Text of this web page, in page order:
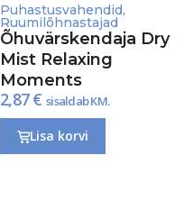
Puhastusvahendid,
Ruumilõhnastajad
Õhuvärskendaja Dry
Mist Relaxing
Moments
2,87€ sisaldab KM.
Lisa korvi